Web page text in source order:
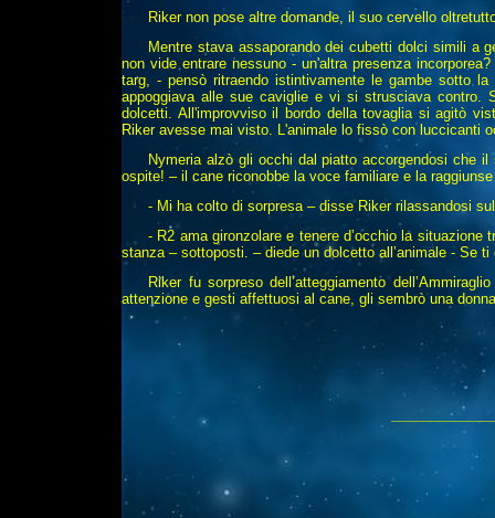
Riker non pose altre domande, il suo cervello
Mentre stava assaporando dei cubetti dolci simili a
non vide entrare nessuno - un'altra presenza
targ, - pensò ritraendo istintivamente le gambe sotto
appoggiava alle sue caviglie e vi si strusciava contro.
dolcetti. All'improvviso il bordo della tovaglia si agitò
Riker avesse mai visto. L'animale lo fissò con luccicanti
Nymeria alzò gli occhi dal piatto accorgendosi che
ospite! – il cane riconobbe la voce familiare e la
- Mi ha colto di sorpresa – disse Riker rilassandosi
- R2 ama gironzolare e tenere d’occhio la
stanza – sottoposti. – diede un dolcetto all’animale - Se
Riker fu sorpreso dell’atteggiamento
attenzione e gesti affettuosi al cane, gli sembrò una